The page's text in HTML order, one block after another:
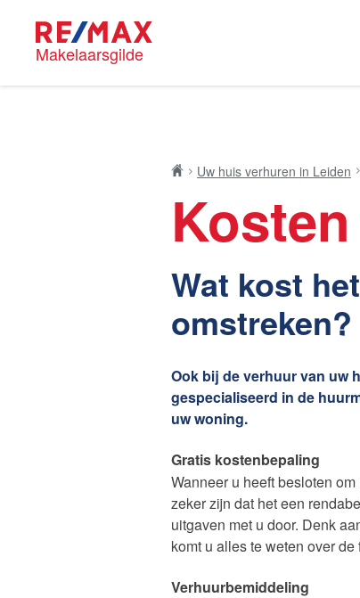
Makelaarsgilde
starters op de Leidse
Vincent de Vos
Uw huis verhuren in Leiden
Wat kost
omstreken?
Ook bij de verhuur van uw
gespecialiseerd in de
uw woning.
Gratis kostenbepaling
Wanneer u heeft besloten om
zeker zijn dat het een
uitgaven met u door. Denk
komt u alles te weten over
Verhuurbemiddeling